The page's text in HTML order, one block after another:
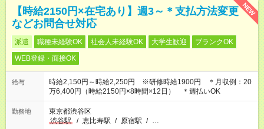
NEW
【時給2150円×在宅あり】週3～＊支払方法変更
などお問合せ対応
派遣 職種未経験OK 社会人未経験OK 大学生歓迎
ブランクOK
WEB登録・面接OK
給与
時給2,150円～時給2,250円 ※研修時給1900円 ＊月収例：20
万6,400円（時給2150円×8時間×12日） ＊週払いOK
勤務地
東京都渋谷区
渋谷駅
/ 恵比寿駅 / 原宿駅 / …